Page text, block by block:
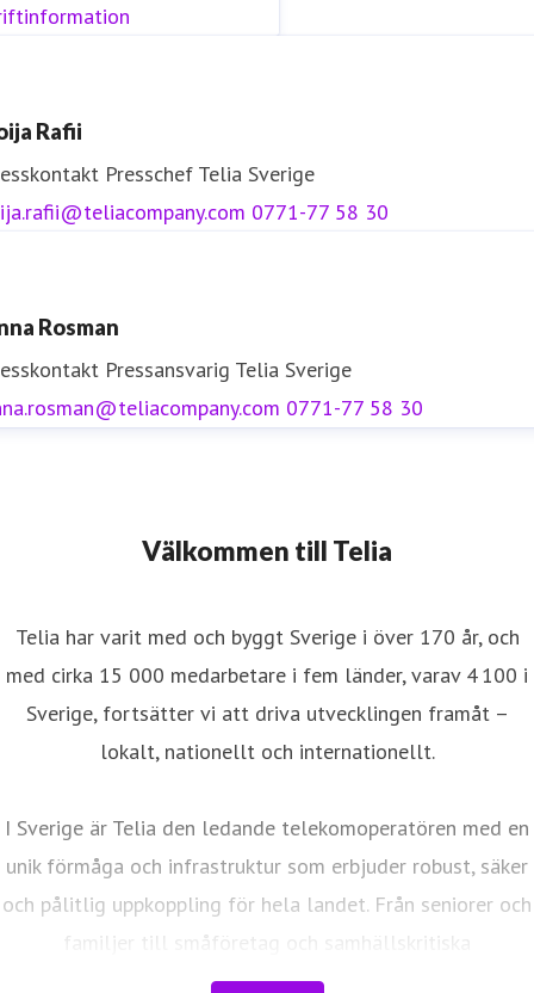
Rafii
Presschef Telia Sverige
0771-77 58 30
Rosman
Pressansvarig Telia Sverige
0771-77 58 30
Välkommen till Telia
Telia har varit med och byggt Sverige i över 170 år, och
med cirka 15 000 medarbetare i fem länder, varav 4 100 i
Sverige, fortsätter vi att driva utvecklingen framåt –
lokalt, nationellt och internationellt.
I Sverige är Telia den ledande telekomoperatören med en
unik förmåga och infrastruktur som erbjuder robust, säker
och pålitlig uppkoppling för hela landet. Från seniorer och
familjer till småföretag och samhällskritiska
verksamheter. Vi möjliggör digitaliseringens kraft i